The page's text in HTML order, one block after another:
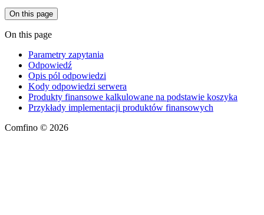
On this page
On this page
Parametry zapytania
Odpowiedź
Opis pól odpowiedzi
Kody odpowiedzi serwera
Produkty finansowe kalkulowane na podstawie koszyka
Przykłady implementacji produktów finansowych
Comfino © 2026